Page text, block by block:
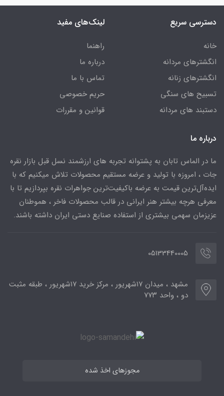
دسترسی سریع
خانه
انگشترهای مردانه
انگشترهای زنانه
تسبیح های سنگی
دستبند های مردانه
لینک‌های مفید
راهنما
درباره ما
تماس با ما
حریم خصوصی
قوانین و مقررات
درباره ما
ما در الماس تابان به پشتوانه تجربه های ارزشمند نسل قبل بازار نقره
جات ، امروزه با تولید و عرضه مستقیم محصولات تلاش میکنیم که با
ایده‌آل‌ترین قیمت به عرضه باکیفیت‌ترین جواهرات نقره بپردازیم تا با
معرفی هرچه بیشتر هنر ایرانی در قالب محصولات فاخر ، هموطنان
عزیزمان سهمی بیشتری از استفاده صنایع دستی ایران داشته باشند.
05133440005
مشهد ، میدان ۱۷شهریور ، مرکز خرید ۱۷شهریور ، طبقه مثبت
دو ، واحد ۷۷۳
مجوزهای اخذ شده